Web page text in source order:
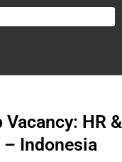
HR &
Indonesia